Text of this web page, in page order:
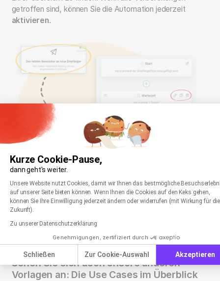
Kurze Cookie-Pause,
dann geht's weiter.
Einwilligungsmanagementplattform: Passen
Unsere Website nutzt Cookies, damit wir Ihnen das bestmögliche
auf unserer Seite bieten können. Wenn Ihnen die Cookies auf den Keks gehen,
können Sie Ihre Einwilligung jederzeit ändern oder widerrufen (mit Wirkung für die
Zukunft).
Zu unserer Datenschutzerklärung
Genehmigungen, zertifiziert durch
Schließen Zur Cookie-Auswahl Akzeptieren
Axeptio consent
getroffen sind, können Sie die Automation jederzeit
aktivieren.
Sehen Sie sich auch unsere anderen
Vorlagen an: Die Use Cases im Überblick